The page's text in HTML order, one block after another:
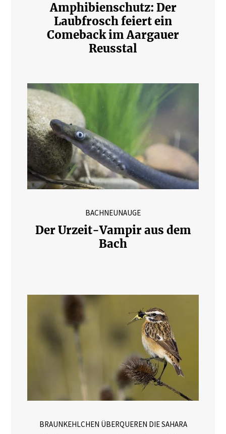
Amphibienschutz: Der
Laubfrosch feiert ein
Comeback im Aargauer
Reusstal
BACHNEUNAUGE
Der Urzeit-Vampir aus dem
Bach
BRAUNKEHLCHEN ÜBERQUEREN DIE SAHARA